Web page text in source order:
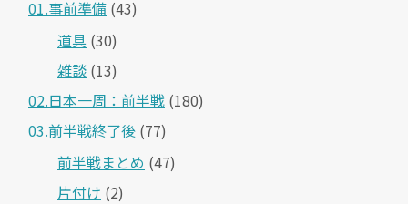
01.事前準備 (43)
道具 (30)
雑談 (13)
02.日本一周：前半戦 (180)
03.前半戦終了後 (77)
前半戦まとめ (47)
片付け (2)